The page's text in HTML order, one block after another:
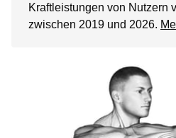
Kraftleistungen von Nutzern
zwischen 2019 und 2026.